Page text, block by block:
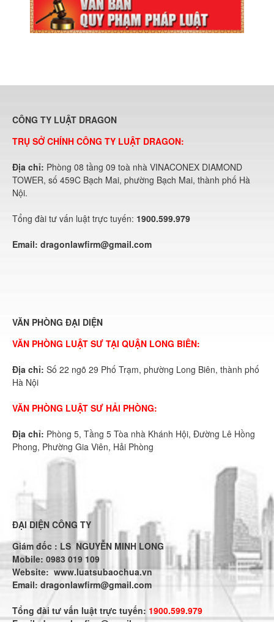
CÔNG TY LUẬT DRAGON
TRỤ SỞ CHÍNH CÔNG TY LUẬT DRAGON:
Địa chỉ: Phòng 08 tầng 09 toà nhà VINACONEX DIAMOND
TOWER, số 459C Bạch Mai, phường Bạch Mai, thành phố Hà
Nội.
Tổng đài tư vấn luật trực tuyến: 1900.599.979
Email: dragonlawfirm@gmail.com
VĂN PHÒNG ĐẠI DIỆN
VĂN PHÒNG LUẬT SƯ TẠI QUẬN LONG BIÊN:
Địa chỉ: Số 22 ngõ 29 Phố Trạm, phường Long Biên, thành phố
Hà Nội
VĂN PHÒNG LUẬT SƯ HẢI PHÒNG:
Địa chỉ: Phòng 5, Tầng 5 Tòa nhà Khánh Hội, Đường Lê Hồng
Phong, Phường Gia Viên, Hải Phòng
ĐẠI DIỆN CÔNG TY
Giám đốc : LS NGUYỄN MINH LONG
Mobile: 0983 019 109
Website:www.luatsubaochua.vn
Email: dragonlawfirm@gmail.com
Tổng đài tư vấn luật trực tuyến: 1900.599.979